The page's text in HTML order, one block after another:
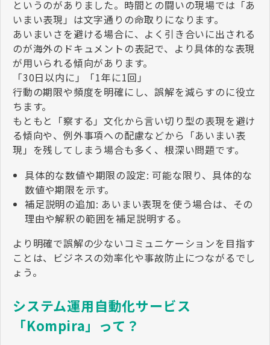
というのがありました。時間との闘いの現場では「あ
いまい表現」は文字通りの命取りになります。
あいまいさを避ける場合に、よく引き合いに出される
のが海外のドキュメントの表記で、より具体的な表現
が用いられる傾向があります。
「30日以内に」「1年に1回」
行動の期限や頻度を明確にし、誤解を減らすのに役立
ちます。
もともと「察する」文化から言い切り型の表現を避け
る傾向や、例外事項への配慮などから「あいまい表
現」を残してしまう場合も多く、根深い問題です。
具体的な数値や期限の設定: 可能な限り、具体的な
数値や期限を示す。
補足説明の追加: あいまい表現を使う場合は、その
理由や解釈の範囲を補足説明する。
より明確で誤解の少ないコミュニケーションを目指す
ことは、ビジネスの効率化や事故防止につながるでし
ょう。
システム運用自動化サービス
「Kompira」って？